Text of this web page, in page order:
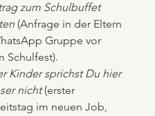
zum Schulbuffet
(Anfrage in der Eltern
Gruppe vor
Schulfest).
Kinder sprichst Du hier
nicht (erster
im neuen Job,